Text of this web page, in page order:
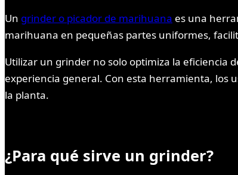
Un grinder o picador de marihuana es una
marihuana en pequeñas partes uniformes,
Utilizar un grinder no solo optimiza la eficiencia
experiencia general. Con esta herramienta, los
la planta.
¿Para qué sirve un grinder?